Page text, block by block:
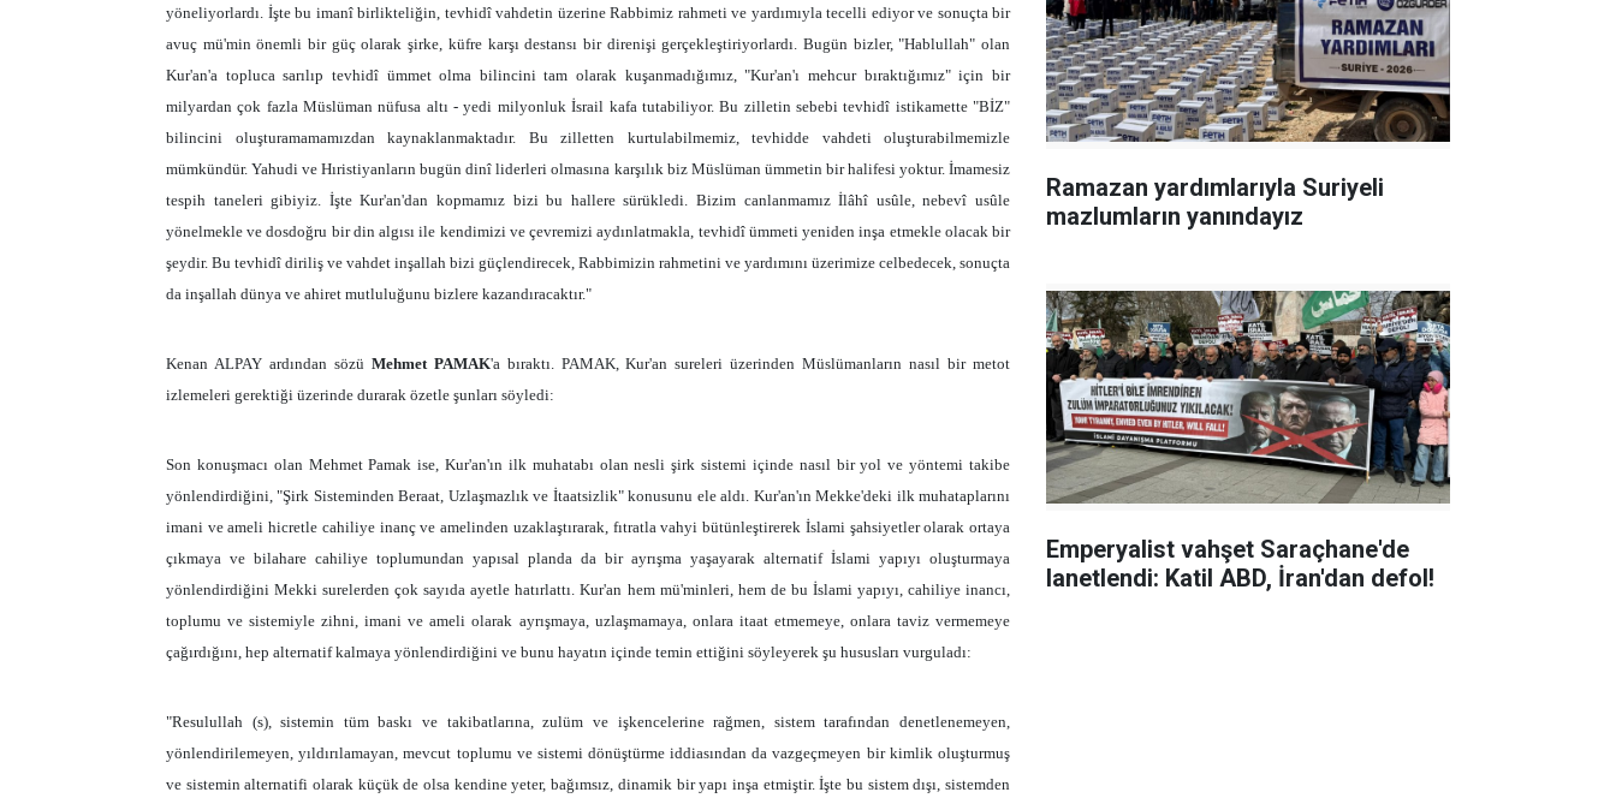
yöneliyorlardı. İşte bu imanî birlikteliğin, tevhidî vahdetin üzerine Rabbimiz rahmeti ve yardımıyla tecelli ediyor ve sonuçta bir
avuç mü'min önemli bir güç olarak şirke, küfre karşı destansı bir direnişi gerçekleştiriyorlardı. Bugün bizler, "Hablullah" olan
Kur'an'a topluca sarılıp tevhidî ümmet olma bilincini tam olarak kuşanmadığımız, "Kur'an'ı mehcur bıraktığımız" için bir
milyardan çok fazla Müslüman nüfusa altı - yedi milyonluk İsrail kafa tutabiliyor. Bu zilletin sebebi tevhidî istikamette "BİZ"
bilincini oluşturamamamızdan kaynaklanmaktadır. Bu zilletten kurtulabilmemiz, tevhidde vahdeti oluşturabilmemizle
mümkündür. Yahudi ve Hıristiyanların bugün dinî liderleri olmasına karşılık biz Müslüman ümmetin bir halifesi yoktur. İmamesiz
tespih taneleri gibiyiz. İşte Kur'an'dan kopmamız bizi bu hallere sürükledi. Bizim canlanmamız İlâhî usûle, nebevî usûle
yönelmekle ve dosdoğru bir din algısı ile kendimizi ve çevremizi aydınlatmakla, tevhidî ümmeti yeniden inşa etmekle olacak bir
şeydir. Bu tevhidî diriliş ve vahdet inşallah bizi güçlendirecek, Rabbimizin rahmetini ve yardımını üzerimize celbedecek, sonuçta
da inşallah dünya ve ahiret mutluluğunu bizlere kazandıracaktır."
Kenan ALPAY ardından sözü Mehmet PAMAK'a bıraktı. PAMAK, Kur'an sureleri üzerinden Müslümanların nasıl bir metot
izlemeleri gerektiği üzerinde durarak özetle şunları söyledi:
Son konuşmacı olan Mehmet Pamak ise, Kur'an'ın ilk muhatabı olan nesli şirk sistemi içinde nasıl bir yol ve yöntemi takibe
yönlendirdiğini, "Şirk Sisteminden Beraat, Uzlaşmazlık ve İtaatsizlik" konusunu ele aldı. Kur'an'ın Mekke'deki ilk muhataplarını
imani ve ameli hicretle cahiliye inanç ve amelinden uzaklaştırarak, fıtratla vahyi bütünleştirerek İslami şahsiyetler olarak ortaya
çıkmaya ve bilahare cahiliye toplumundan yapısal planda da bir ayrışma yaşayarak alternatif İslami yapıyı oluşturmaya
yönlendirdiğini Mekki surelerden çok sayıda ayetle hatırlattı. Kur'an hem mü'minleri, hem de bu İslami yapıyı, cahiliye inancı,
toplumu ve sistemiyle zihni, imani ve ameli olarak ayrışmaya, uzlaşmamaya, onlara itaat etmemeye, onlara taviz vermemeye
çağırdığını, hep alternatif kalmaya yönlendirdiğini ve bunu hayatın içinde temin ettiğini söyleyerek şu hususları vurguladı:
"Resulullah (s), sistemin tüm baskı ve takibatlarına, zulüm ve işkencelerine rağmen, sistem tarafından denetlenemeyen,
yönlendirilemeyen, yıldırılamayan, mevcut toplumu ve sistemi dönüştürme iddiasından da vazgeçmeyen bir kimlik oluşturmuş
ve sistemin alternatifi olarak küçük de olsa kendine yeter, bağımsız, dinamik bir yapı inşa etmiştir. İşte bu sistem dışı, sistemden
Ramazan yardımlarıyla Suriyeli
mazlumların yanındayız
Emperyalist vahşet Saraçhane'de
lanetlendi: Katil ABD, İran'dan defol!